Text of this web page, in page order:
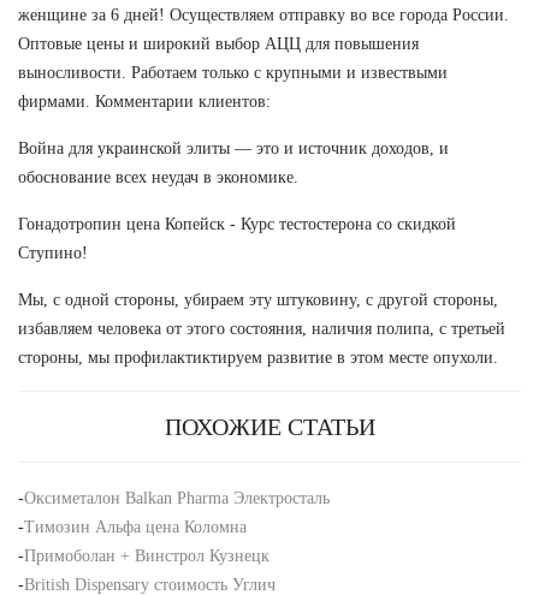
женщине за 6 дней! Осуществляем отправку во все города России.
Оптовые цены и широкий выбор АЦЦ для повышения
выносливости. Работаем только с крупными и извествыми
фирмами. Комментарии клиентов:
Война для украинской элиты — это и источник доходов, и
обоснование всех неудач в экономике.
Гонадотропин цена Копейск - Курс тестостерона со скидкой
Ступино!
Мы, с одной стороны, убираем эту штуковину, с другой стороны,
избавляем человека от этого состояния, наличия полипа, с третьей
стороны, мы профилактиктируем развитие в этом месте опухоли.
ПОХОЖИЕ СТАТЬИ
-Оксиметалон Balkan Pharma Электросталь
-Tимозин Альфа цена Коломна
-Примоболан + Винстрол Кузнецк
-British Dispensary стоимость Углич